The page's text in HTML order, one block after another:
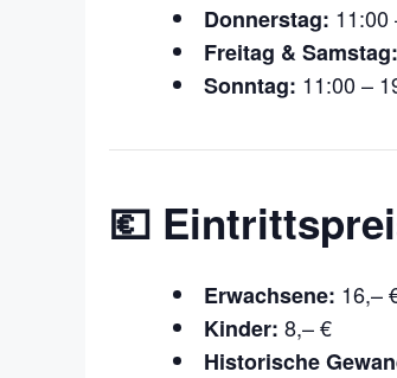
Donnerstag: 11:00
Freitag & Samstag:
Sonntag: 11:00 –
💶
Erwachsene: 16,–
Kinder: 8,– €
Historische